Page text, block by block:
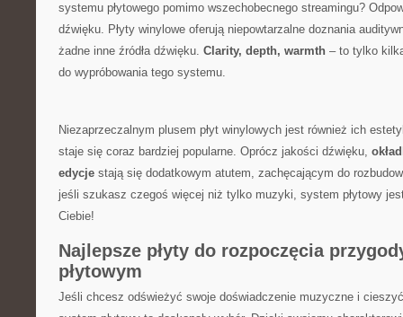
‍systemu płytowego pomimo wszechobecnego streamingu?
dźwięku. Płyty winylowe oferują niepowtarzalne doznania
żadne inne źródła dźwięku. Clarity, depth, warmth – to ​tylko
do wypróbowania ‌tego systemu.
Niezaprzeczalnym plusem płyt winylowych ‌jest również ich
‌staje się coraz bardziej ⁤popularne. Oprócz jakości dźwięku,‌
edycje ‍stają się dodatkowym atutem,⁣ zachęcającym do
jeśli‌ szukasz czegoś więcej niż⁣ tylko muzyki, system płytowy
Ciebie!
Najlepsze płyty do ​rozpoczęcia
płytowym
Jeśli chcesz ⁢odświeżyć swoje doświadczenie muzyczne i